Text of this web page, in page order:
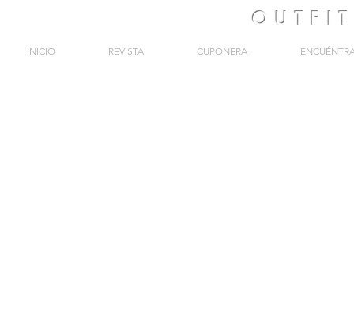
OUTFIT
INICIO REVISTA CUPONERA